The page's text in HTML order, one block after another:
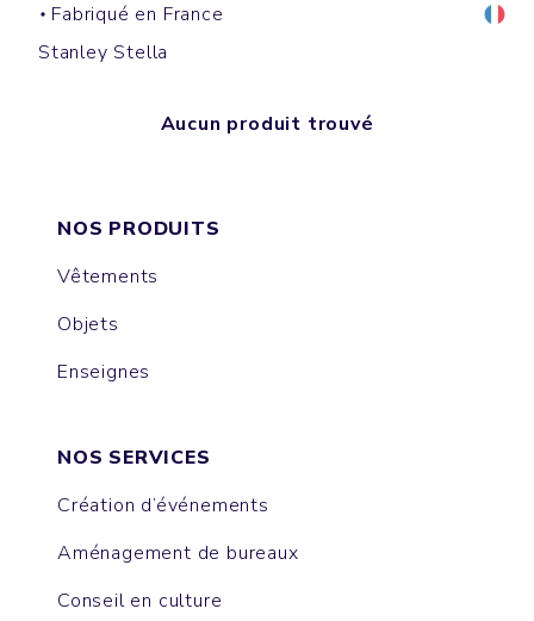
Fabriqué en France
Stanley Stella
Aucun produit trouvé
NOS PRODUITS
Vêtements
Objets
Enseignes
NOS SERVICES
Création d’événements
Aménagement de bureaux
Conseil en culture